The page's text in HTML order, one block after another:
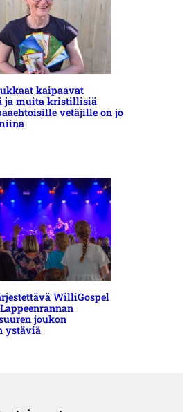
kaipaavat
ja muita kristillisiä
vetäjille on jo
WilliGospel
joukon
ystäviä